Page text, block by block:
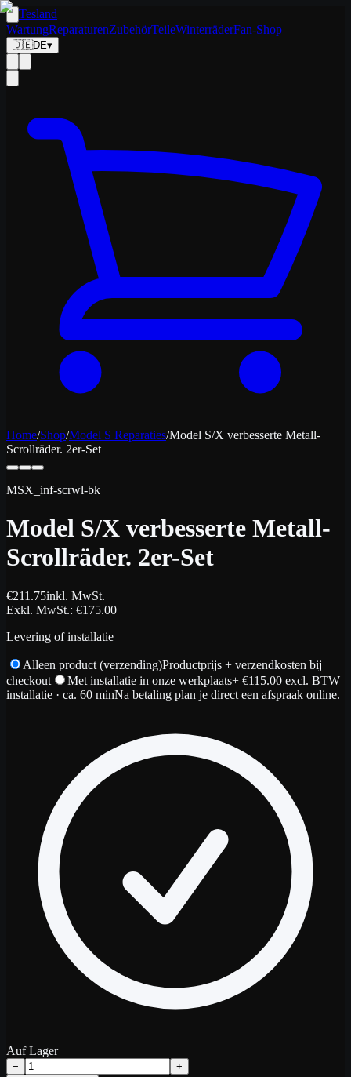
Tesland
WartungReparaturenZubehörTeileWinterräderFan-Shop
🇩🇪DE▾
Home/Shop/Model S Reparaties/Model S/X verbesserte Metall-
Scrollräder. 2er-Set
MSX_inf-scrwl-bk
Model S/X verbesserte Metall-
Scrollräder. 2er-Set
€211.75inkl. MwSt.
Exkl. MwSt.: €175.00
Levering of installatie
Alleen product (verzending)Productprijs + verzendkosten bij
checkout
Met installatie in onze werkplaats+ €115.00 excl. BTW
installatie · ca. 60 minNa betaling plan je direct een afspraak online.
Auf Lager
− +